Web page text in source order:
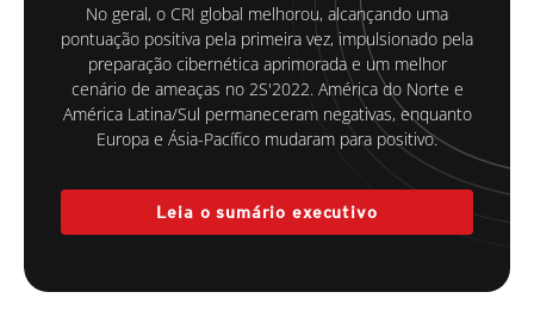
No geral, o CRI global melhorou, alcançando uma
pontuação positiva pela primeira vez, impulsionado pela
preparação cibernética aprimorada e um melhor
cenário de ameaças no 2S'2022. América do Norte e
América Latina/Sul permaneceram negativas, enquanto
Europa e Ásia-Pacífico mudaram para positivo.
Leia o sumário executivo